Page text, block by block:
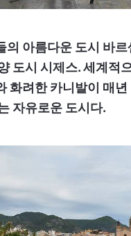
의 아름다운 도시 바르
도시 시제스. 세계적
화려한 카니발이 매년
자유로운 도시다.